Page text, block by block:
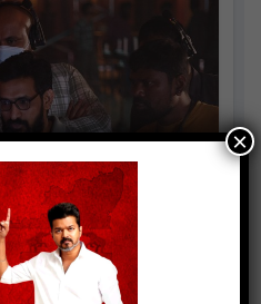
– மனதின்
“வஞ்சம்
×